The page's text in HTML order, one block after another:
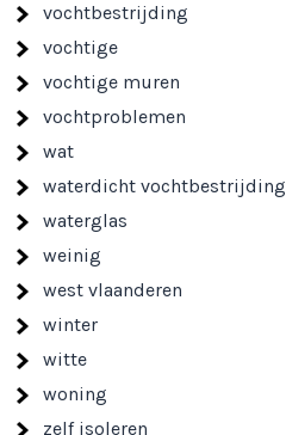
vochtbestrijding
vochtige
vochtige muren
vochtproblemen
wat
waterdicht vochtbestrijding
waterglas
weinig
west vlaanderen
winter
witte
woning
zelf isoleren